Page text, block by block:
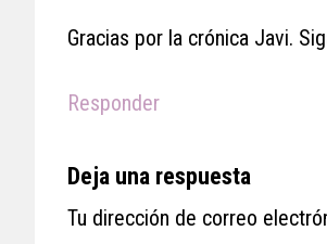
Gracias por la crónica Javi.
Responder
Deja una respuesta
Tu dirección de correo